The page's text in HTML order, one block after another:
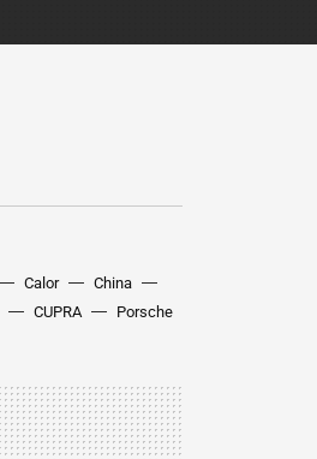
Calor
China
CUPRA
Porsche